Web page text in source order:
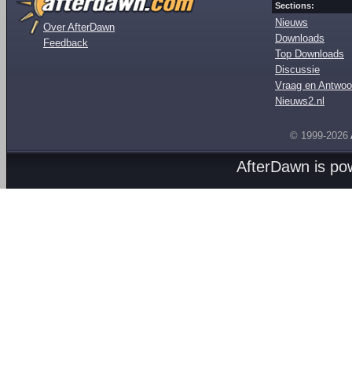
Over AfterDawn
Feedback
Sections:
Nieuws
Downloads
Top Downloads
Discussie
Vraag en
Nieuws2.nl
© 1999-2026
AfterDawn is